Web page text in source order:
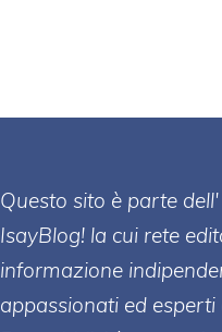
Questo sito è parte
IsayBlog! la cui rete
informazione
appassionati ed esperti